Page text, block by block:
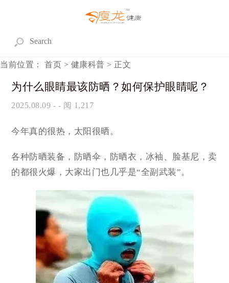
当前位置： 首页 > 健康科普 > 正文
为什么眼睛最该防晒？如何保护眼睛呢？
2025.08.09 - - 阅 1,217
今年真的很热，太阳很晒。
各种防晒装备，防晒伞，防晒衣，冰袖、脸基尼，卖
的都很火爆，大家出门也几乎是“全副武装”。